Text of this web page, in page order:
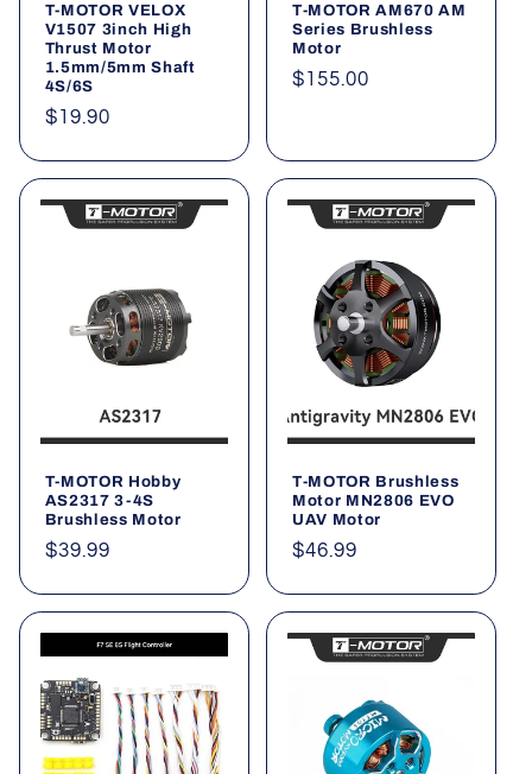
T-MOTOR VELOX
V1507 3inch High
Thrust Motor
1.5mm/5mm Shaft
4S/6S
Normaler
$19.90
T-MOTOR AM670 AM
Series Brushless
Motor
Normaler
$155.00
T-MOTOR Hobby
AS2317 3-4S
Brushless Motor
Normaler
$39.99
T-MOTOR Brushless
Motor MN2806 EVO
UAV Motor
Normaler
$46.99